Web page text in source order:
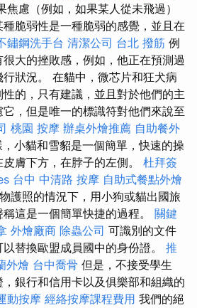
焦慮（例如，如果某人從未飛過）
脆弱性是一種脆弱的感覺，並且在
鏽鋼洗手台 清潔公司 台北 撥筋 例
大的挫敗感，例如，他正在預測過
狀況。 在貓中，微芯片和狂犬病
的，只有建議，並且對於他們的主
，但是唯一的標識符對他們來說至
桃園 按摩 辦桌外燴推薦 自助餐外
小貓和雪貂是一個簡單，快速的操
膚下方，在脖子的左側。 杜拜簽
台中 中清路 按摩 自助式餐點外燴
護照的情況下，用小狗或貓出國旅
這是一個簡單快捷的過程。 關鍵
外燴廠商 除蟲公司 可識別的文件
替換歐盟成員國中的身份證。 推
外燴 台中喬骨 但是，不接受學生
銀行和信用卡以及俱樂部和組織的
動按摩 經絡按摩課程費用 我們的絕